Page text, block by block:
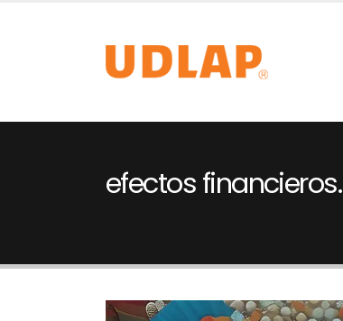
efectos financieros.